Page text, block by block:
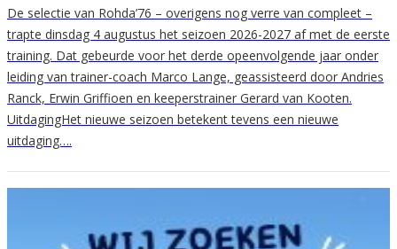
De selectie van Rohda’76 – overigens nog verre van compleet –
trapte dinsdag 4 augustus het seizoen 2026-2027 af met de eerste
training. Dat gebeurde voor het derde opeenvolgende jaar onder
leiding van trainer-coach Marco Lange, geassisteerd door Andries
Ranck, Erwin Griffioen en keeperstrainer Gerard van Kooten.
UitdagingHet nieuwe seizoen betekent tevens een nieuwe
uitdaging….